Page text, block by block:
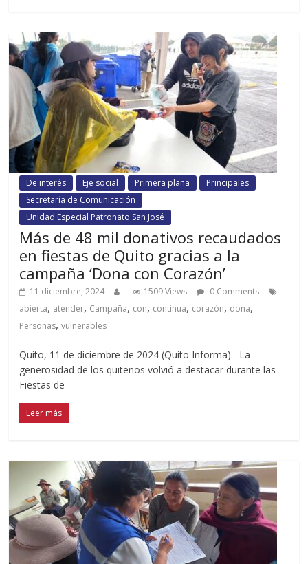
De interés Eje social Primera plana
Principales
Secretaría de Comunicación
Unidad Especial Patronato San José
Más de 48 mil donativos recaudados
en fiestas de Quito gracias a la
campaña ‘Dona con Corazón’
11 diciembre, 2024 1509 Views
0 Comments
abierta, atender, Campaña, con, continua, corazón, dona,
Personas,vulnerables
Quito, 11 de diciembre de 2024 (Quito Informa).- La
generosidad de los quiteños volvió a destacar durante las
Fiestas de
Leer más